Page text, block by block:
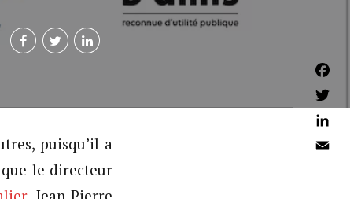
puisqu’il a
le directeur
Twitter